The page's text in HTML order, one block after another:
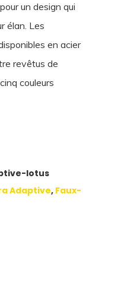
un design qui
élan. Les
en acier
revêtus de
couleurs
lotus
Adaptive, Faux-